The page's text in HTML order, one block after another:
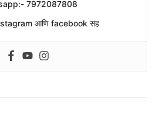
7972087808
आणि facebook सह